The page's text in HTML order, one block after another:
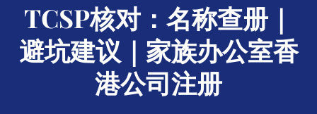
TCSP核对：名称查册｜
避坑建议｜家族办公室香
港公司注册